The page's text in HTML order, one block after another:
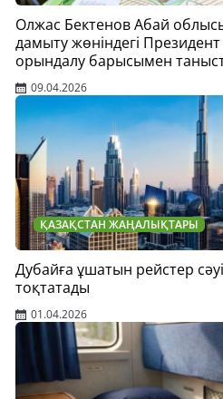
Олжас Бектенов Абай
дамыту жөніндегі
орындалу барысымен
09.04.2026
ҚАЗАҚСТАН ЖАҢАЛЫҚТАРЫ
Дубайға ұшатын рейстер
тоқтатады
01.04.2026